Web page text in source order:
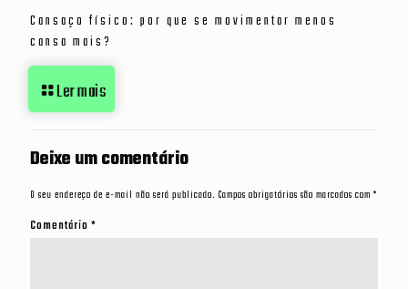
Cansaço físico: por que se movimentar menos
cansa mais?
Ler mais
Deixe um comentário
O seu endereço de e-mail não será publicado. Campos obrigatórios são marcados com*
Comentário *